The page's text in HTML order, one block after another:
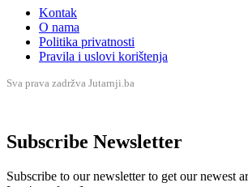
Kontak
O nama
Politika privatnosti
Pravila i uslovi korištenja
Sva prava zadržva Jutarnji.ba
Subscribe Newsletter
Subscribe to our newsletter to get our newest